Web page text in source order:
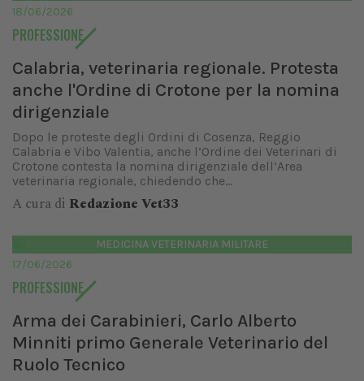
18/06/2026
PROFESSIONE
Calabria, veterinaria regionale. Protesta
anche l'Ordine di Crotone per la nomina
dirigenziale
Dopo le proteste degli Ordini di Cosenza, Reggio
Calabria e Vibo Valentia, anche l’Ordine dei Veterinari di
Crotone contesta la nomina dirigenziale dell’Area
veterinaria regionale, chiedendo che...
A cura di Redazione Vet33
MEDICINA VETERINARIA MILITARE
17/06/2026
PROFESSIONE
Arma dei Carabinieri, Carlo Alberto
Minniti primo Generale Veterinario del
Ruolo Tecnico